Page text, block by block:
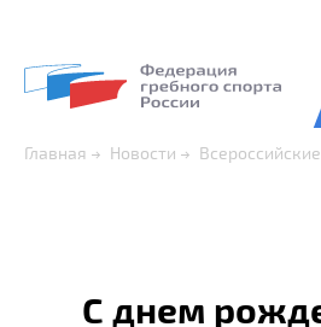
Главная Новости Всероссийские
С днем